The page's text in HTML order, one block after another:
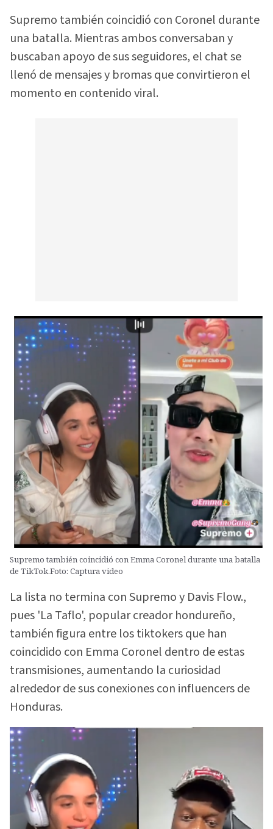
Supremo también coincidió con Coronel durante
una batalla. Mientras ambos conversaban y
buscaban apoyo de sus seguidores, el chat se
llenó de mensajes y bromas que convirtieron el
momento en contenido viral.
Supremo también coincidió con Emma Coronel durante una batalla
de TikTok.Foto: Captura video
La lista no termina con Supremo y Davis Flow.,
pues 'La Taflo', popular creador hondureño,
también figura entre los tiktokers que han
coincidido con Emma Coronel dentro de estas
transmisiones, aumentando la curiosidad
alrededor de sus conexiones con influencers de
Honduras.